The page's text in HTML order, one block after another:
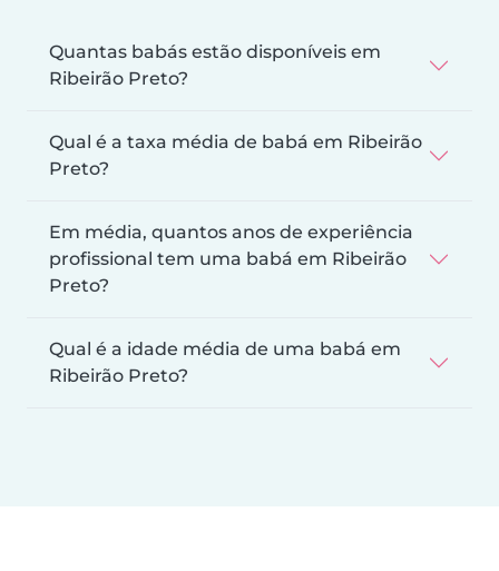
Quantas babás estão disponíveis em
Ribeirão Preto?
Qual é a taxa média de babá em Ribeirão
Preto?
Em média, quantos anos de experiência
profissional tem uma babá em Ribeirão
Preto?
Qual é a idade média de uma babá em
Ribeirão Preto?